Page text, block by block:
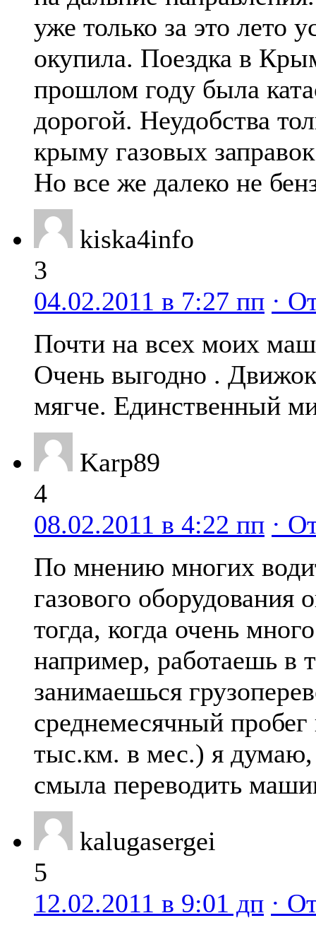
уже только за это лето
окупила. Поездка в
прошлом году была
дорогой. Неудобства
крыму газовых
Но все же далеко не
kiska4info
3
04.02.2011 в 7:27 пп ·
Почти на всех моих
Очень выгодно .
мягче. Единственный
Karp89
4
08.02.2011 в 4:22 пп ·
По мнению многих
газового оборудования
тогда, когда очень
например, работаешь в
занимаешься
среднемесячный
тыс.км. в мес.) я думаю,
смыла переводить
kalugasergei
5
12.02.2011 в 9:01 дп ·